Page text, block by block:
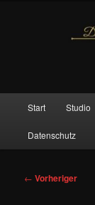
Deluxe
Start Studio
Datenschutz
Beitragsnavigation
← Vorheriger